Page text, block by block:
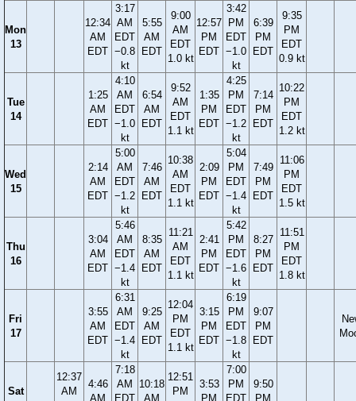
Mon
13
12:34
AM
EDT
3:17
AM
EDT
−0.8
kt
5:55
AM
EDT
9:00
AM
EDT
1.0 kt
12:57
PM
EDT
3:42
PM
EDT
−1.0
kt
6:39
PM
EDT
9:35
PM
EDT
0.9 kt
Tue
14
1:25
AM
EDT
4:10
AM
EDT
−1.0
kt
6:54
AM
EDT
9:52
AM
EDT
1.1 kt
1:35
PM
EDT
4:25
PM
EDT
−1.2
kt
7:14
PM
EDT
10:22
PM
EDT
1.2 kt
Wed
15
2:14
AM
EDT
5:00
AM
EDT
−1.2
kt
7:46
AM
EDT
10:38
AM
EDT
1.1 kt
2:09
PM
EDT
5:04
PM
EDT
−1.4
kt
7:49
PM
EDT
11:06
PM
EDT
1.5 kt
Thu
16
3:04
AM
EDT
5:46
AM
EDT
−1.4
kt
8:35
AM
EDT
11:21
AM
EDT
1.1 kt
2:41
PM
EDT
5:42
PM
EDT
−1.6
kt
8:27
PM
EDT
11:51
PM
EDT
1.8 kt
Fri
17
3:55
AM
EDT
6:31
AM
EDT
−1.4
kt
9:25
AM
EDT
12:04
PM
EDT
1.1 kt
3:15
PM
EDT
6:19
PM
EDT
−1.8
kt
9:07
PM
EDT
Sat
12:37
AM
4:46
AM
7:18
AM
EDT
10:18
AM
12:51
PM
3:53
PM
7:00
PM
EDT
9:50
PM